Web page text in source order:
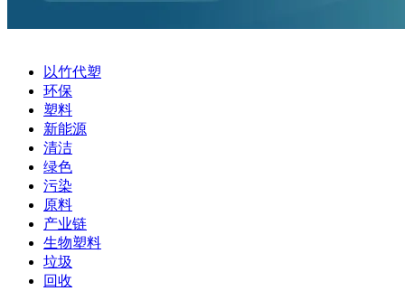
以竹代塑
环保
塑料
新能源
清洁
绿色
污染
原料
产业链
生物塑料
垃圾
回收